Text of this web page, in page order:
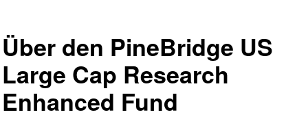
Über den PineBridge US
Large Cap Research
Enhanced Fund